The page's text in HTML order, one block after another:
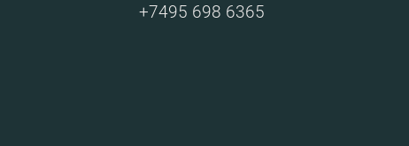
+7495 698 6365